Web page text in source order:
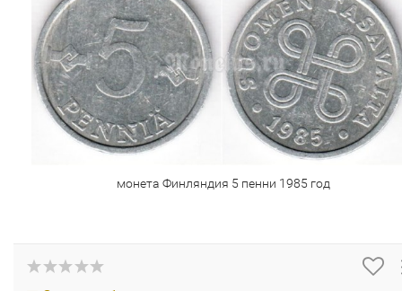
монета Финляндия 5 пенни 1985 год